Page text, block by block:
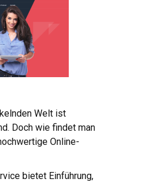
Welt ist
Doch wie findet man
Online-
bietet Einführung,